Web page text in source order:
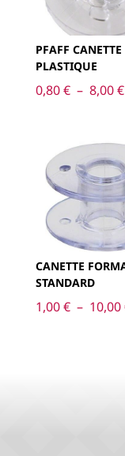
PFAFF CANETTE
PLASTIQUE
0,80€ – 8,00€
CANETTE
STANDARD
1,00€ – 10,00